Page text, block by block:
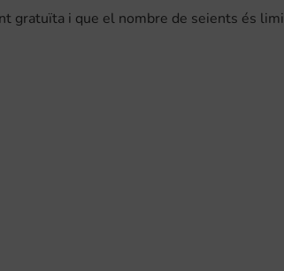
gratuïta i que el nombre de seients és